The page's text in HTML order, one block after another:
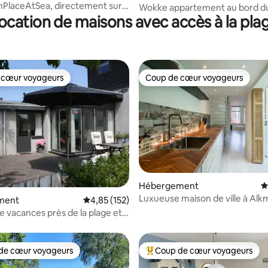
directement sur
Wokke appartement au bord
de maisons avec accès à la
base de 354 commentaires : 4,95 sur 5
voyageurs
voyageurs
Évaluation moyenne sur la base de 152
4,85 (152)
vacances près de la plage et
Coup de cœur voyageurs
Coup de cœur voyageurs
Hébergement
Luxueuse maison de ville à
cœur voyageurs les plus appréciés
cœur voyageurs Coups de cœur voyageurs les
Coup de cœur voyageurs